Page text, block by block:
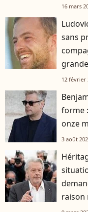
16 mars
sans
12 février
forme
onze
3 août
raison